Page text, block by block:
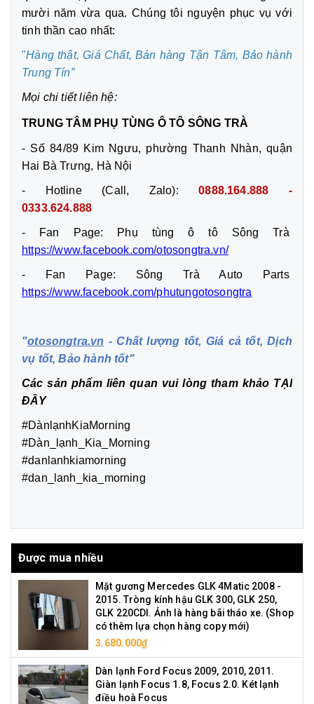
mười năm vừa qua. Chúng tôi nguyện phục vụ với
tinh thần cao nhất:
"Hàng thật, Giá Chất, Bán hàng Tận Tâm, Bảo hành
Trung Tín”
Mọi chi tiết liên hệ:
TRUNG TÂM PHỤ TÙNG Ô TÔ SÔNG TRÀ
- Số 84/89 Kim Ngưu, phường Thanh Nhàn, quận
Hai Bà Trưng, Hà Nội
- Hotline (Call, Zalo):0888.164.888 -
0333.624.888
- Fan Page: Phụ tùng ô tô Sông Trà
https://www.facebook.com/otosongtra.vn/
- Fan Page: Sông Trà Auto Parts
https://www.facebook.com/phutungotosongtra
"otosongtra.vn - Chất lượng tốt, Giá cả tốt, Dịch
vụ tốt, Bảo hành tốt"
Các sản phẩm liên quan vui lòng tham khảo TẠI
ĐÂY
#DànlạnhKiaMorning
#Dàn_lạnh_Kia_Morning
#danlanhkiamorning
#dan_lanh_kia_morning
Được mua nhiều
Mặt gương Mercedes GLK 4Matic 2008 -
2015. Tròng kính hậu GLK 300, GLK 250,
GLK 220CDI. Ảnh là hàng bãi tháo xe. (Shop
có thêm lựa chọn hàng copy mới)
3.680.000₫
Dàn lạnh Ford Focus 2009, 2010, 2011.
Giàn lạnh Focus 1.8, Focus 2.0. Két lạnh
điều hoà Focus